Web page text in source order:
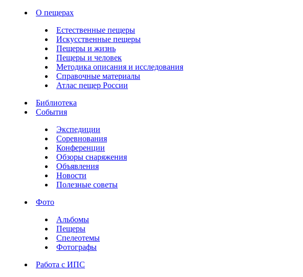
О пещерах
Естественные пещеры
Искусственные пещеры
Пещеры и жизнь
Пещеры и человек
Методика описания и исследования
Справочные материалы
Атлас пещер России
Библиотека
События
Экспедиции
Соревнования
Конференции
Обзоры снаряжения
Объявления
Новости
Полезные советы
Фото
Альбомы
Пещеры
Спелеотемы
Фотографы
Работа с ИПС